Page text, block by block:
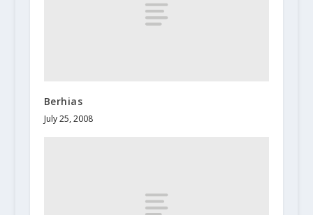
Berhias
July 25, 2008